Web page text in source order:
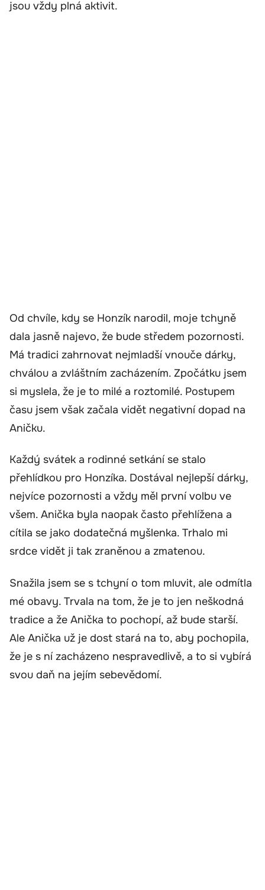
jsou vždy plná aktivit.
Od chvíle, kdy se Honzík narodil, moje tchyně
dala jasně najevo, že bude středem pozornosti.
Má tradici zahrnovat nejmladší vnouče dárky,
chválou a zvláštním zacházením. Zpočátku jsem
si myslela, že je to milé a roztomilé. Postupem
času jsem však začala vidět negativní dopad na
Aničku.
Každý svátek a rodinné setkání se stalo
přehlídkou pro Honzíka. Dostával nejlepší dárky,
nejvíce pozornosti a vždy měl první volbu ve
všem. Anička byla naopak často přehlížena a
cítila se jako dodatečná myšlenka. Trhalo mi
srdce vidět ji tak zraněnou a zmatenou.
Snažila jsem se s tchyní o tom mluvit, ale odmítla
mé obavy. Trvala na tom, že je to jen neškodná
tradice a že Anička to pochopí, až bude starší.
Ale Anička už je dost stará na to, aby pochopila,
že je s ní zacházeno nespravedlivě, a to si vybírá
svou daň na jejím sebevědomí.